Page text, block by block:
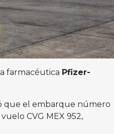
farmacéutica Pfizer-
que el embarque número
CVG MEX 952,